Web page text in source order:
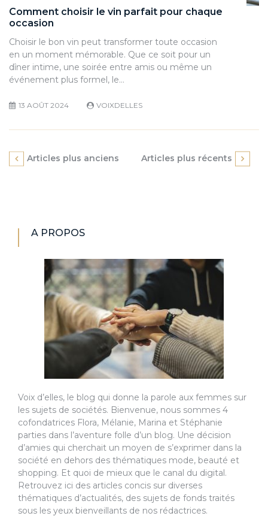
Comment choisir le vin parfait pour chaque
occasion
Choisir le bon vin peut transformer toute occasion
en un moment mémorable. Que ce soit pour un
dîner intime, une soirée entre amis ou même un
événement plus formel, le…
13 AOÛT 2024 VOIXDELLES
Navigation
Articles plus anciens Articles plus récents
A PROPOS
Voix d’elles, le blog qui donne la parole aux femmes sur
les sujets de sociétés. Bienvenue, nous sommes 4
cofondatrices Flora, Mélanie, Marina et Stéphanie
parties dans l’aventure folle d’un blog. Une décision
d’amies qui cherchait un moyen de s’exprimer dans la
société en dehors des thématiques mode, beauté et
shopping. Et quoi de mieux que le canal du digital.
Retrouvez ici des articles concis sur diverses
thématiques d’actualités, des sujets de fonds traités
sous les yeux bienveillants de nos rédactrices.